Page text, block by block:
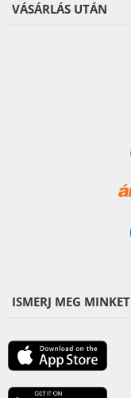
VÁSÁRLÁS UTÁN
ISMERJ MEG MINKET